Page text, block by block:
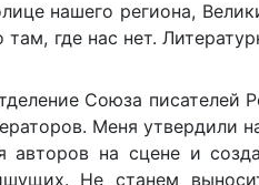
нашего региона,
где нас нет.
Союза писателей
Меня утвердили
авторов на сцене и
Не станем